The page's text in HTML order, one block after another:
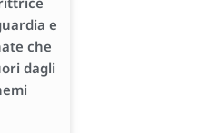
e
che
dagli